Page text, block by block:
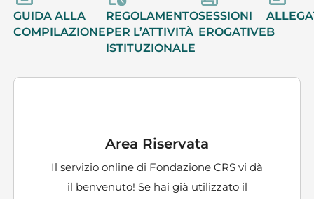
GUIDA ALLA
COMPILAZIONE
REGOLAMENTO
PER L’ATTIVITÀ
ISTITUZIONALE
SESSIONI
EROGATIVEB
Area Riservata
Il servizio online di Fondazione CRS vi dà
il benvenuto! Se hai già utilizzato il